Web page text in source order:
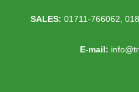
SALES: 01711-766062,
E-mail: